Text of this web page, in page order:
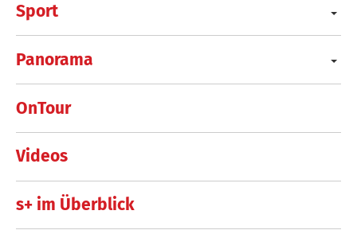
Sport
Panorama
OnTour
Videos
s+ im Überblick